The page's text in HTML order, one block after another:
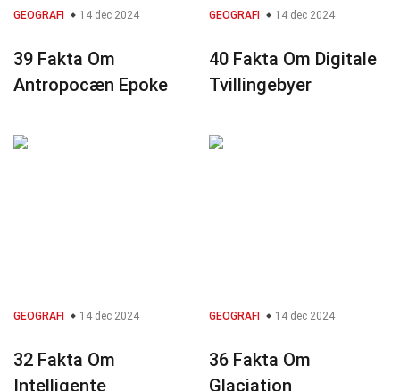
GEOGRAFI 14 dec 2024
39 Fakta Om
Antropocæn Epoke
GEOGRAFI 14 dec 2024
40 Fakta Om Digitale
Tvillingebyer
GEOGRAFI 14 dec 2024
32 Fakta Om
Intelligente
GEOGRAFI 14 dec 2024
36 Fakta Om
Glaciation